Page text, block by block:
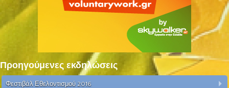
Προηγούμενες εκδηλώσεις
Φεστιβάλ Εθελοντισμού 2016